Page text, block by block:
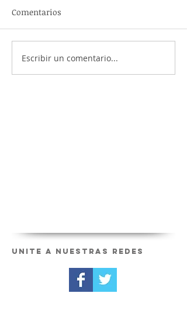
Comentarios
Escribir un comentario...
Unite a nuestras redes